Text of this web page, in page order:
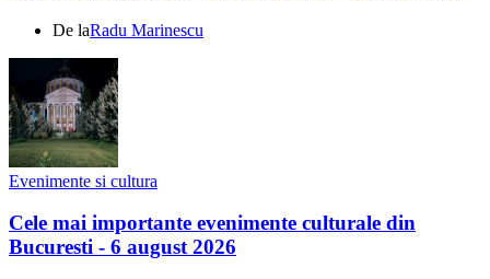
De laRadu Marinescu
Evenimente si cultura
Cele mai importante evenimente culturale din
Bucuresti - 6 august 2026